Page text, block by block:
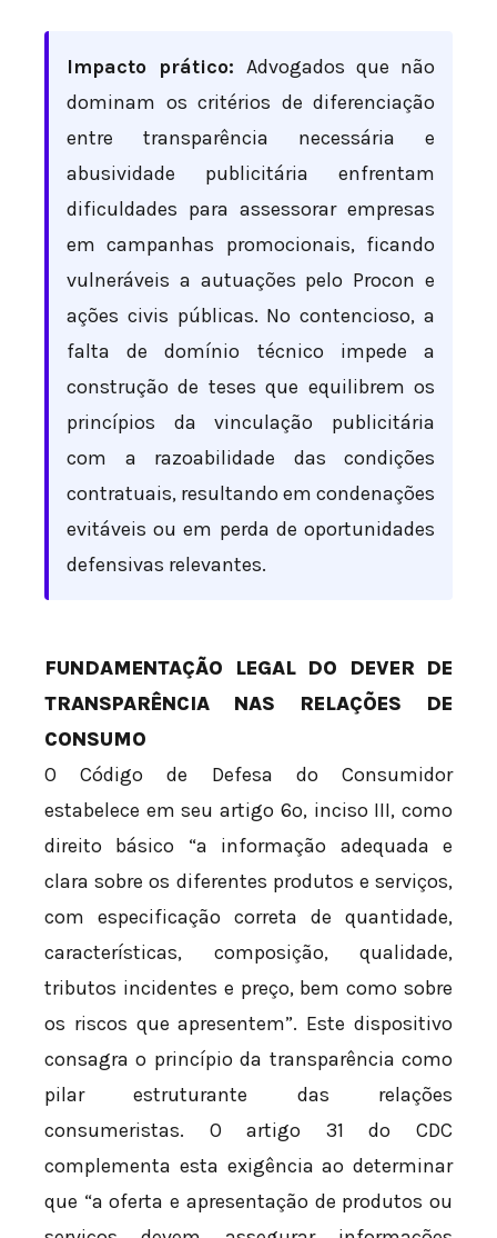
Impacto prático: Advogados que não
dominam os critérios de diferenciação
entre transparência necessária e
abusividade publicitária enfrentam
dificuldades para assessorar empresas
em campanhas promocionais, ficando
vulneráveis a autuações pelo Procon e
ações civis públicas. No contencioso, a
falta de domínio técnico impede a
construção de teses que equilibrem os
princípios da vinculação publicitária
com a razoabilidade das condições
contratuais, resultando em condenações
evitáveis ou em perda de oportunidades
defensivas relevantes.
FUNDAMENTAÇÃO LEGAL DO DEVER DE
TRANSPARÊNCIA NAS RELAÇÕES DE
CONSUMO
O Código de Defesa do Consumidor
estabelece em seu artigo 6º, inciso III, como
direito básico “a informação adequada e
clara sobre os diferentes produtos e serviços,
com especificação correta de quantidade,
características, composição, qualidade,
tributos incidentes e preço, bem como sobre
os riscos que apresentem”. Este dispositivo
consagra o princípio da transparência como
pilar estruturante das relações
consumeristas. O artigo 31 do CDC
complementa esta exigência ao determinar
que “a oferta e apresentação de produtos ou